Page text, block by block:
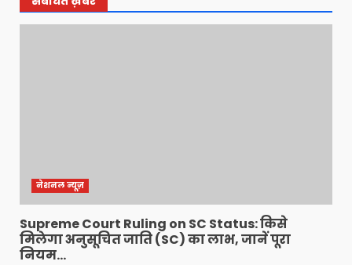
नेशनल न्यूज़
Supreme Court Ruling on SC Status: किसे
मिलेगा अनुसूचित जाति (SC) का लाभ, जानें पूरा
नियम…